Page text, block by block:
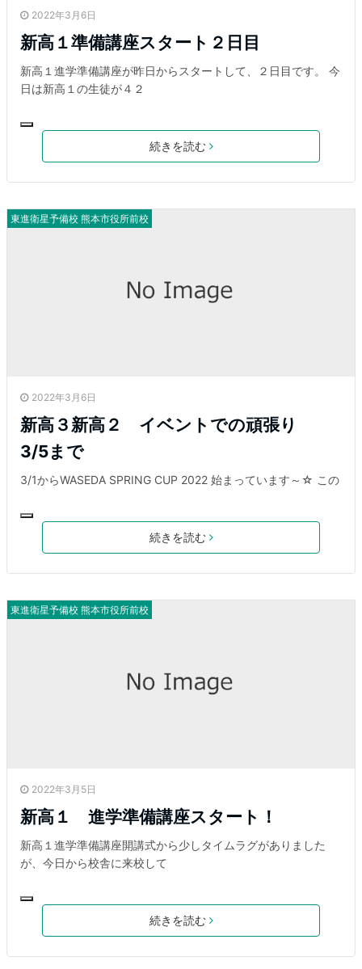
2022年3月6日
新高１準備講座スタート２日目
新高１進学準備講座が昨日からスタートして、２日目です。 今
日は新高１の生徒が４２
続きを読む
東進衛星予備校 熊本市役所前校
2022年3月6日
新高３新高２ イベントでの頑張り
3/5まで
3/1からWASEDA SPRING CUP 2022 始まっています～☆ この
続きを読む
東進衛星予備校 熊本市役所前校
2022年3月5日
新高１ 進学準備講座スタート！
新高１進学準備講座開講式から少しタイムラグがありました
が、今日から校舎に来校して
続きを読む